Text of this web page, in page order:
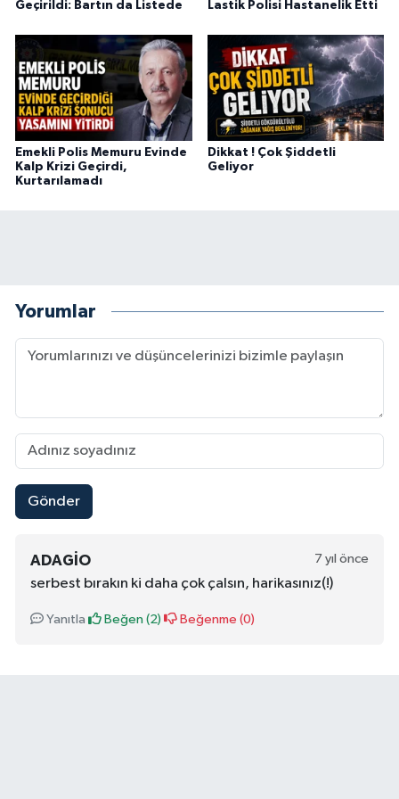
Geçirildi: Bartın da Listede Lastik Polisi Hastanelik Etti
Emekli Polis Memuru Evinde
Kalp Krizi Geçirdi,
Kurtarılamadı
Dikkat ! Çok Şiddetli
Geliyor
Yorumlar
Gönder
ADAGIO 7 yıl önce
serbest bırakın ki daha çok çalsın, harikasınız(!)
Yanıtla Beğen (2) Beğenme (0)